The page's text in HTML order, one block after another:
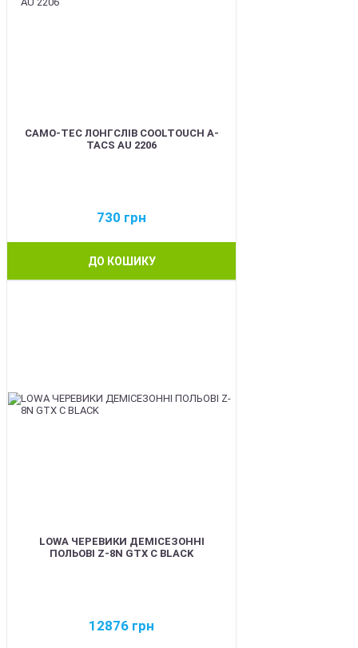
CAMO-TEC ЛОНГСЛІВ COOLTOUCH A-
TACS AU 2206
730 грн
ДО КОШИКУ
LOWA ЧЕРЕВИКИ ДЕМІСЕЗОННІ
ПОЛЬОВІ Z-8N GTX C BLACK
12876 грн